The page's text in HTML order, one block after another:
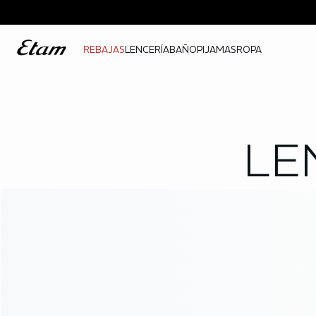
REBAJASLENCERÍABAÑOPIJAMASROPA